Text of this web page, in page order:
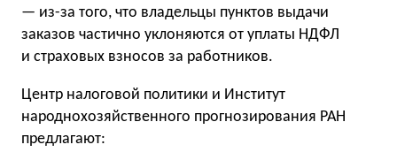
— из-за того, что владельцы пунктов выдачи
заказов частично уклоняются от уплаты НДФЛ
и страховых взносов за работников.
Центр налоговой политики и Институт
народнохозяйственного прогнозирования РАН
предлагают: